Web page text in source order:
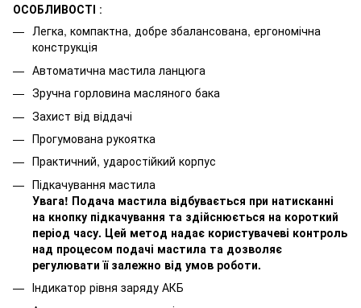
ОСОБЛИВОСТІ :
Легка, компактна, добре збалансована, ергономічна
конструкція
Автоматична мастила ланцюга
Зручна горловина масляного бака
Захист від віддачі
Прогумована рукоятка
Практичний, ударостійкий корпус
Підкачування мастила
Увага! Подача мастила відбувається при натисканні
на кнопку підкачування та здійснюється на короткий
період часу. Цей метод надає користувачеві контроль
над процесом подачі мастила та дозволяє
регулювати її залежно від умов роботи.
Індикатор рівня заряду АКБ